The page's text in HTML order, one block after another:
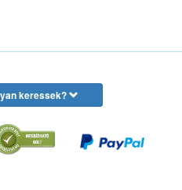
keressek?